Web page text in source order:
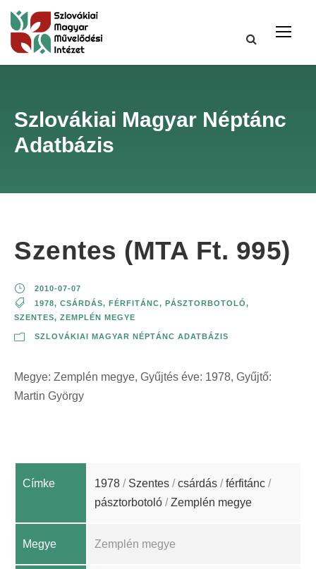
Szlovákiai Magyar Néptánc
Adatbázis
Szentes (MTA Ft. 995)
2010-07-07
1978, CSÁRDÁS, FÉRFITÁNC, PÁSZTORBOTOLÓ,
SZENTES, ZEMPLÉN MEGYE
SZLOVÁKIAI MAGYAR NÉPTÁNC ADATBÁZIS
Megye: Zemplén megye, Gyűjtés éve: 1978, Gyűjtő:
Martin György
Címke 1978 / Szentes /csárdás /férfitánc /
pásztorbotoló /Zemplén megye
Megye Zemplén megye